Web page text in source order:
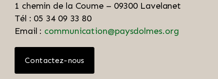
1 chemin de la Coume – 09300 Lavelanet
Tél : 05 34 09 33 80
Email : communication@paysdolmes.org
Contactez-nous